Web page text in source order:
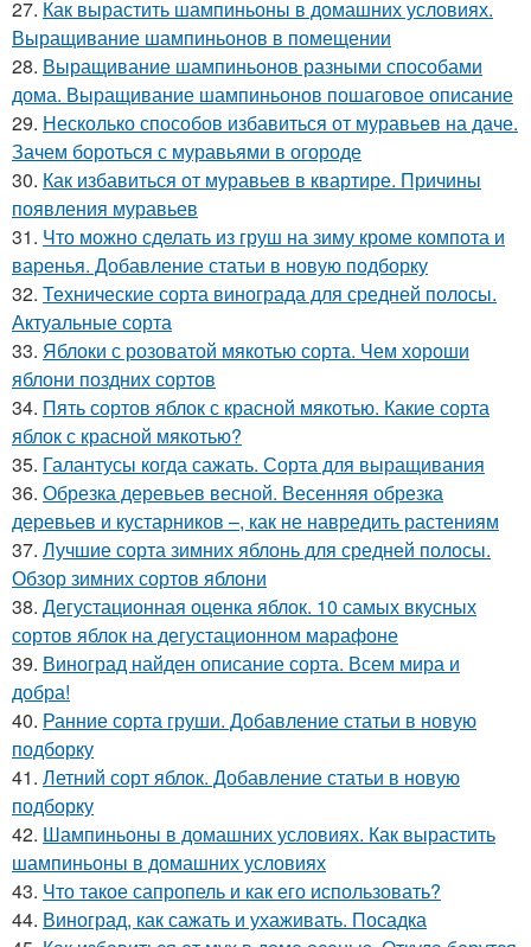
27. Как вырастить шампиньоны в домашних условиях.
Выращивание шампиньонов в помещении
28. Выращивание шампиньонов разными способами
дома. Выращивание шампиньонов пошаговое описание
29. Несколько способов избавиться от муравьев на даче.
Зачем бороться с муравьями в огороде
30. Как избавиться от муравьев в квартире. Причины
появления муравьев
31. Что можно сделать из груш на зиму кроме компота и
варенья. Добавление статьи в новую подборку
32. Технические сорта винограда для средней полосы.
Актуальные сорта
33. Яблоки с розоватой мякотью сорта. Чем хороши
яблони поздних сортов
34. Пять сортов яблок с красной мякотью. Какие сорта
яблок с красной мякотью?
35. Галантусы когда сажать. Сорта для выращивания
36. Обрезка деревьев весной. Весенняя обрезка
деревьев и кустарников –, как не навредить растениям
37. Лучшие сорта зимних яблонь для средней полосы.
Обзор зимних сортов яблони
38. Дегустационная оценка яблок. 10 самых вкусных
сортов яблок на дегустационном марафоне
39. Виноград найден описание сорта. Всем мира и
добра!
40. Ранние сорта груши. Добавление статьи в новую
подборку
41. Летний сорт яблок. Добавление статьи в новую
подборку
42. Шампиньоны в домашних условиях. Как вырастить
шампиньоны в домашних условиях
43. Что такое сапропель и как его использовать?
44. Виноград, как сажать и ухаживать. Посадка